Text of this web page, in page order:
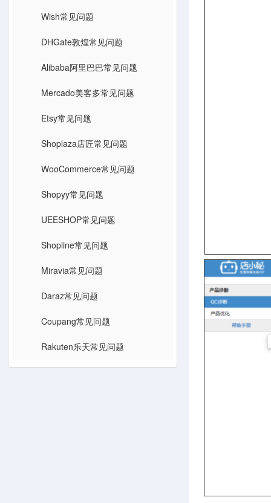
Wish常见问题
DHGate敦煌常见问题
Alibaba阿里巴巴常见问题
Mercado美客多常见问题
Etsy常见问题
Shoplaza店匠常见问题
WooCommerce常见问题
Shopyy常见问题
UEESHOP常见问题
Shopline常见问题
Miravia常见问题
Daraz常见问题
Coupang常见问题
Rakuten乐天常见问题